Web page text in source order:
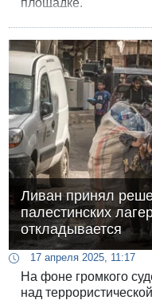
площадке.
Ливан принял
палестинских
откладывается
17 апреля 2025, 11:17
На фоне громкого
над